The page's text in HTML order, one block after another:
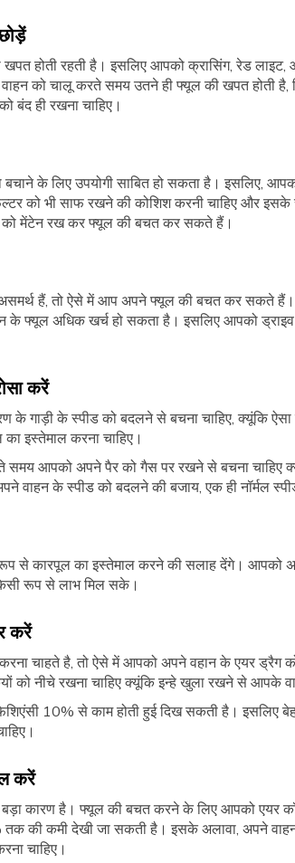
होती रहती है। इसलिए आपको क्रासिंग, रेड
को चालू करते समय उतने ही फ्यूल की खपत होती
ही रखना चाहिए।
के लिए उपयोगी साबित हो सकता है। इसलिए,
को भी साफ रखने की कोशिश करनी चाहिए और इसके
को मेंटेन रख कर फ्यूल की बचत कर सकते हैं।
हैं, तो ऐसे में आप अपने फ्यूल की बचत कर सकते
अधिक खर्च हो सकता है। इसलिए आपको ड्राइव
करें
के गाड़ी के स्पीड को बदलने से बचना चाहिए, क्यूंकि
इस्तेमाल करना चाहिए।
समय आपको अपने पैर को गैस पर रखने से बचना
वाहन के स्पीड को बदलने की बजाय, एक ही नॉर्मल
से कारपूल का इस्तेमाल करने की सलाह देंगे। आपको
रूप से लाभ मिल सके।
करें
चाहते है, तो ऐसे में आपको अपने वहान के एयर ड्रैग
नीचे रखना चाहिए क्यूंकि इन्हे खुला रखने से आपके
10% से काम होती हुई दिख सकती है। इसलिए
करें
कारण है। फ्यूल की बचत करने के लिए आपको एयर
कमी देखी जा सकती है। इसके अलावा, अपने वाहन
चाहिए।